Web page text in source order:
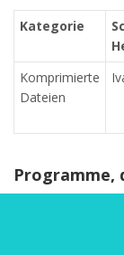
Kategorie
Komprimierte
Dateien
Programme,